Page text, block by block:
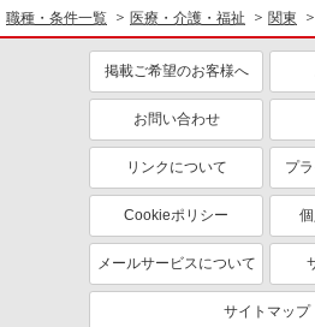
介護職・ヘルパー
同じ特徴から求人を探す
ミ
ボーナス・賞与あり
交通費支給
社会
産休・育休取得実績あり
職種・条件一覧 医療・介護・福祉 関東
掲載ご希望のお客様へ
お問い合わせ
リンクについて プ
Cookieポリシー
メールサービスについて
サイトマップ